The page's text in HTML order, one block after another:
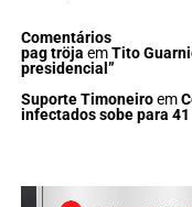
Comentários
pag tröja emTito
presidencial”
Suporte Timoneiroem
infectados sobe para 41